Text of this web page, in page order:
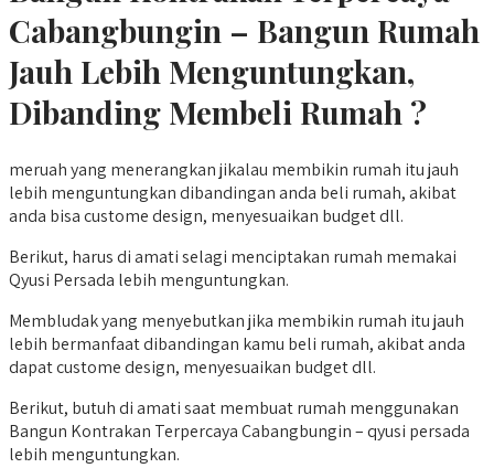
Cabangbungin – Bangun Rumah
Jauh Lebih Menguntungkan,
Dibanding Membeli Rumah ?
meruah yang menerangkan jikalau membikin rumah itu jauh
lebih menguntungkan dibandingan anda beli rumah, akibat
anda bisa custome design, menyesuaikan budget dll.
Berikut, harus di amati selagi menciptakan rumah memakai
Qyusi Persada lebih menguntungkan.
Membludak yang menyebutkan jika membikin rumah itu jauh
lebih bermanfaat dibandingan kamu beli rumah, akibat anda
dapat custome design, menyesuaikan budget dll.
Berikut, butuh di amati saat membuat rumah menggunakan
Bangun Kontrakan Terpercaya Cabangbungin – qyusi persada
lebih menguntungkan.